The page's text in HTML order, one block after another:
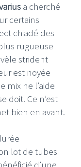
a cherché
certains
chiadé des
rugueuse
strident
est noyée
mix ne l’aide
doit. Ce n’est
bien en avant.
lot de tubes